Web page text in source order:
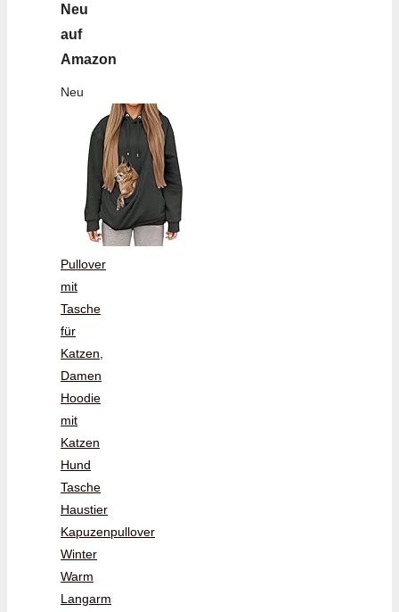
Neu
auf
Amazon
Neu
Pullover
mit
Tasche
für
Katzen,
Damen
Hoodie
mit
Katzen
Hund
Tasche
Haustier
Kapuzenpullover
Winter
Warm
Langarm